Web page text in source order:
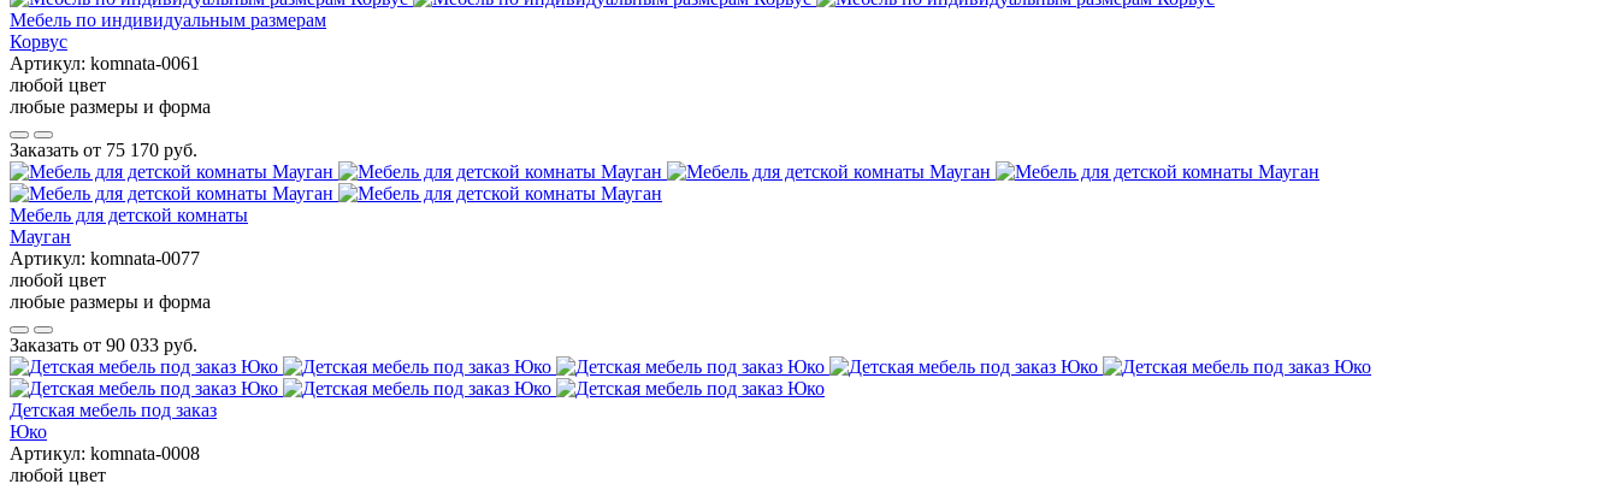
Мебель по индивидуальным размерам
Корвус
Артикул: komnata-0061
любой цвет
любые размеры и форма
Заказать от 75 170 руб.
Мебель для детской комнаты
Мауган
Артикул: komnata-0077
любой цвет
любые размеры и форма
Заказать от 90 033 руб.
Детская мебель под заказ
Юко
Артикул: komnata-0008
любой цвет